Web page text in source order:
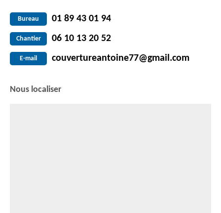
Bureau 01 89 43 01 94
Chantier 06 10 13 20 52
E-mail couvertureantoine77@gmail.com
Nous localiser